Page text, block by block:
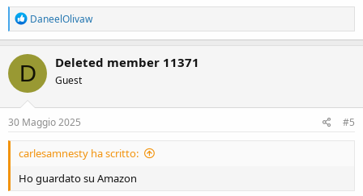
R
e
a
c
t
i
o
n
s
DaneelOlivaw
D Deleted member 11371
Guest
30 Maggio 2025 #5
carlesamnesty ha scritto:
Ho guardato su Amazon